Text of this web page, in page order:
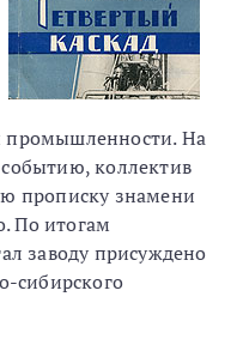
промышленности. На
коллектив
прописку знамени
По итогам
заводу присуждено
сибирского